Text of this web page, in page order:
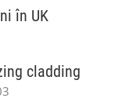
în UK
cladding